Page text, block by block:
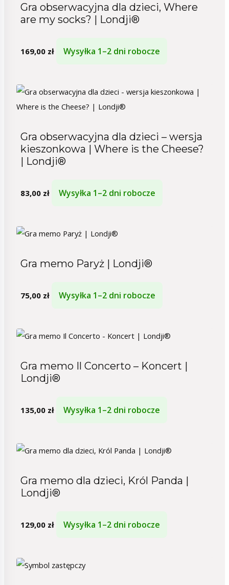
Gra obserwacyjna dla dzieci, Where
are my socks? | Londji®
169,00 zł Wysyłka 1–2 dni robocze
Gra obserwacyjna dla dzieci – wersja
kieszonkowa | Where is the Cheese?
| Londji®
83,00 zł Wysyłka 1–2 dni robocze
Gra memo Paryż | Londji®
75,00 zł Wysyłka 1–2 dni robocze
Gra memo Il Concerto – Koncert |
Londji®
135,00 zł Wysyłka 1–2 dni robocze
Gra memo dla dzieci, Król Panda |
Londji®
129,00 zł Wysyłka 1–2 dni robocze